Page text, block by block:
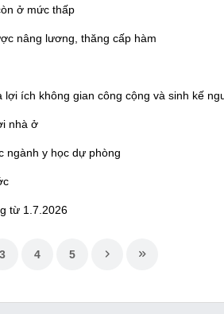
ở mức thấp
nâng lương, thăng cấp hàm
ích không gian công cộng và sinh kế
nhà ở
ngành y học dự phòng
từ 1.7.2026
3 4 5